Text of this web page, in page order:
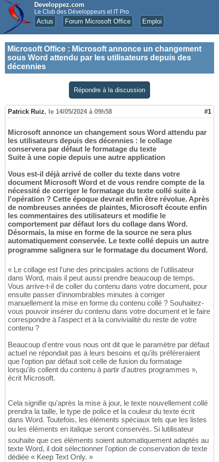
Developpez.com
Le Club des Développeurs et IT Pro
Actus Forum Microsoft Office Emploi
Microsoft Office : Microsoft annonce un changement
sous Word attendu par les utilisateurs depuis des
décennies
Répondre à la discussion
Patrick Ruiz, le 14/05/2024 à 09h58 #1
Microsoft annonce un changement sous Word attendu par
les utilisateurs depuis des décennies : le collage
conservera par défaut le formatage du texte
Suite à une copie depuis une autre application
Vous est-il déjà arrivé de coller du texte dans votre
document Microsoft Word et de vous rendre compte de la
nécessité de corriger le formatage du texte collé suite à
l'opération ? Cette époque devrait enfin être révolue. Après
de nombreuses années de plaintes, Microsoft écoute enfin
les commentaires des utilisateurs et modifie le
comportement par défaut lors du collage dans Word.
Désormais, la mise en forme de la source ne sera plus
automatiquement conservée. Le texte collé depuis un autre
programme salignera sur le formatage du document Word.
« Le collage est l'une des principales actions de l'utilisateur
dans Word, mais il peut aussi prendre beaucoup de temps.
Vous arrive-t-il de coller du contenu dans votre document, pour
ensuite passer d'innombrables minutes à corriger
manuellement la mise en forme du contenu collé ? Souhaitez-
vous pouvoir insérer du contenu dans votre document et le faire
correspondre à l'aspect et à la convivialité du reste de votre
contenu ?
Beaucoup d'entre vous nous ont dit que le paramètre par défaut
actuel ne répondait pas à leurs besoins et qu'ils préféreraient
que l'option par défaut soit celle de fusion du formatage
lorsqu'ils collent du contenu à partir d'autres programmes »,
écrit Microsoft.
Cela signifie qu'après la mise à jour, le texte nouvellement collé
prendra la taille, le type de police et la couleur du texte écrit
dans Word. Toutefois, les éléments spéciaux tels que les listes
ou les éléments en italique seront conservés. Si lutilisateur
souhaite que ces éléments soient automatiquement adaptés au
texte Word, il doit sélectionner l'option de conservation de texte
dédiée « Keep Text Only. »